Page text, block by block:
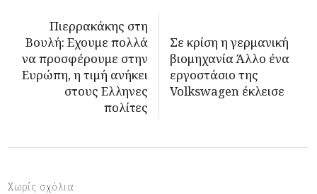
Πιερρακάκης στη
Βουλή: Εχουμε πολλά
να προσφέρουμε στην
Ευρώπη, η τιμή ανήκει
στους Ελληνες
πολίτες
Σε κρίση η γερμανική
βιομηχανία Άλλο ένα
εργοστάσιο της
Volkswagen έκλεισε
Χωρίς σχόλια